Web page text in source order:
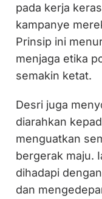
pada kerja
kampanye
Prinsip ini
menjaga etika
semakin ketat.
Desri juga
diarahkan
menguatkan
bergerak maju.
dihadapi
dan